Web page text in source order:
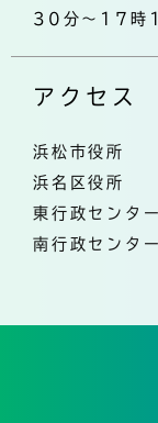
30分～17時
アクセス
浜松市役所
浜名区役所
東行政センター
南行政センター